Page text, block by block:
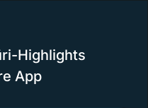
Highlights
App